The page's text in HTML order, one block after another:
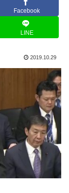
Facebook
LINE
2019.10.29